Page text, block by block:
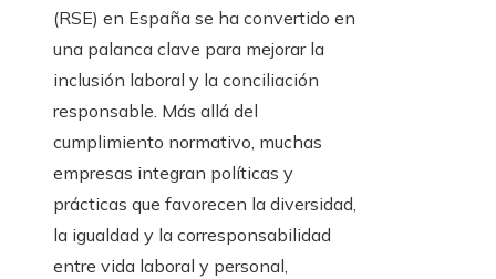
(RSE) en España se ha convertido en
una palanca clave para mejorar la
inclusión laboral y la conciliación
responsable. Más allá del
cumplimiento normativo, muchas
empresas integran políticas y
prácticas que favorecen la diversidad,
la igualdad y la corresponsabilidad
entre vida laboral y personal,